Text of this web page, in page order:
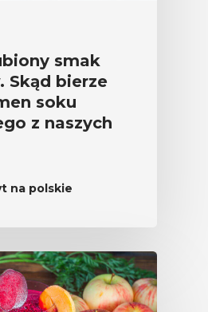
smak
Skąd bierze
soku
z naszych
na polskie